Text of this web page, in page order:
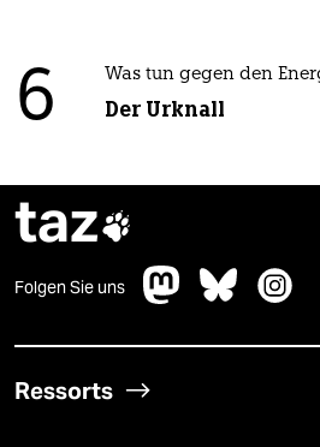
6 Was tun gegen den
Der Urknall
taz
Folgen Sie uns
Ressorts